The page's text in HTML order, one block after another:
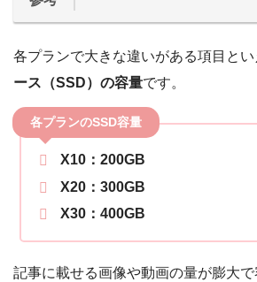
各プランで大きな違いがある項目とい
ース（SSD）の容量です。
各プランのSSD容量
X10：200GB
X20：300GB
X30：400GB
記事に載せる画像や動画の量が膨大